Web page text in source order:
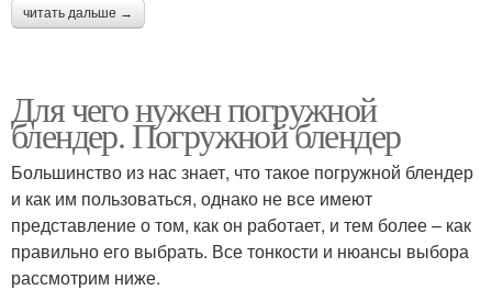
читать дальше →
Для чего нужен погружной
блендер. Погружной блендер
Большинство из нас знает, что такое погружной блендер
и как им пользоваться, однако не все имеют
представление о том, как он работает, и тем более – как
правильно его выбрать. Все тонкости и нюансы выбора
рассмотрим ниже.